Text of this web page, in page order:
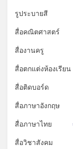
รูประบายสี
สื่อคณิตศาสตร์
สื่องานครู
สื่อตกแต่งห้องเรียน
สื่อติดบอร์ด
สื่อภาษาอังกฤษ
สื่อภาษาไทย
สื่อวิชาสังคม